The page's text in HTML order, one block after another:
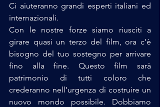
Ci aiuteranno grandi esperti italiani ed
internazionali.
Con le nostre forze siamo riusciti a
girare quasi un terzo del film, ora c’è
bisogno del tuo sostegno per arrivare
fino alla fine. Questo film sarà
patrimonio di tutti coloro che
crederanno nell’urgenza di costruire un
nuovo mondo possibile. Dobbiamo